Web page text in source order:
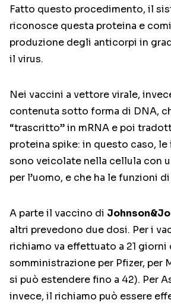
Fatto questo procedimento, il
riconosce questa proteina e
produzione degli anticorpi in
il virus.
Nei vaccini a vettore virale,
contenuta sotto forma di DNA,
“trascritto” in mRNA e poi
proteina spike: in questo caso,
sono veicolate nella cellula con
per l’uomo, e che ha le funzioni
A parte il vaccino di
altri prevedono due dosi. Per i
richiamo va effettuato a 21 giorni
somministrazione per Pfizer, per
si può estendere fino a 42). Per
invece, il richiamo può essere